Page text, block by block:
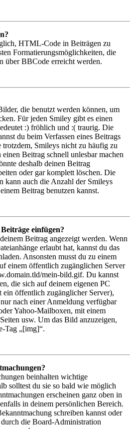
HTML-Code in Beiträgen zu
Formatierungsmöglichkeiten, die
über BBCode erreicht werden.
die benutzt werden können, um
Für jeden Smiley gibt es einen
:) fröhlich und :( traurig. Die
du beim Verfassen eines Beitrags
trotzdem, Smileys nicht zu häufig zu
einen Beitrag schnell unlesbar machen
deshalb deinen Beitrag
oder gar komplett löschen. Die
kann auch die Anzahl der Smileys
Beitrag benutzen kannst.
einfügen?
Beitrag angezeigt werden. Wenn
erlaubt hat, kannst du das
Ansonsten musst du zu einem
einem öffentlich zugänglichen Server
mein-bild.gif. Du kannst
die sich auf deinem eigenen PC
ein öffentlich zugänglicher Server),
nach einer Anmeldung verfügbar
Yahoo-Mailboxen, mit einem
usw. Um das Bild anzuzeigen,
Tag „[img]“.
beinhalten wichtige
solltest du sie so bald wie möglich
erscheinen ganz oben in
in deinem persönlichen Bereich.
schreiben kannst oder
die Board-Administration